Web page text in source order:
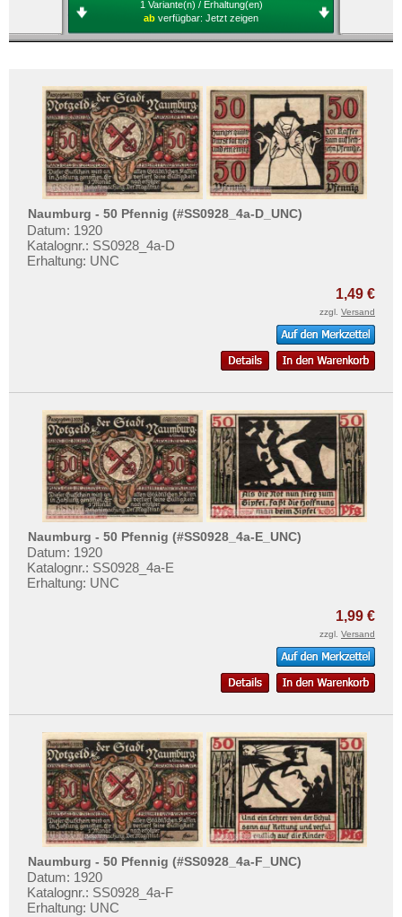
1 Variante(n) / Erhaltung(en)
ab verfügbar: Jetzt zeigen
Naumburg - 50 Pfennig (#SS0928_4a-D_UNC)
Datum: 1920
Katalognr.: SS0928_4a-D
Erhaltung: UNC
1,49 €
zzgl. Versand
Naumburg - 50 Pfennig (#SS0928_4a-E_UNC)
Datum: 1920
Katalognr.: SS0928_4a-E
Erhaltung: UNC
1,99 €
zzgl. Versand
Naumburg - 50 Pfennig (#SS0928_4a-F_UNC)
Datum: 1920
Katalognr.: SS0928_4a-F
Erhaltung: UNC